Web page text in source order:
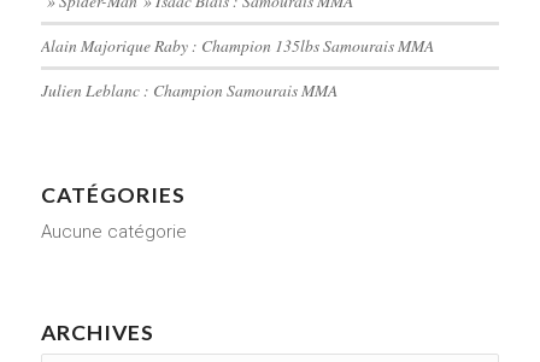
Alain Majorique Raby : Champion 135lbs Samourais MMA
Julien Leblanc : Champion Samourais MMA
CATÉGORIES
Aucune catégorie
ARCHIVES